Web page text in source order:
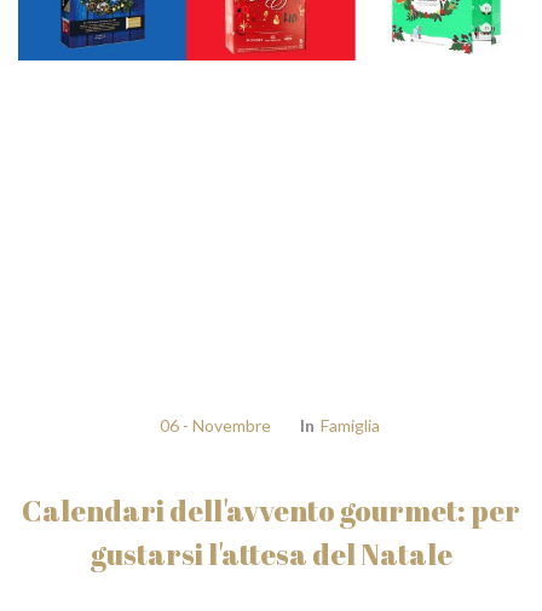
06 - Novembre In Famiglia
Calendari dell'avvento gourmet: per
gustarsi l'attesa del Natale